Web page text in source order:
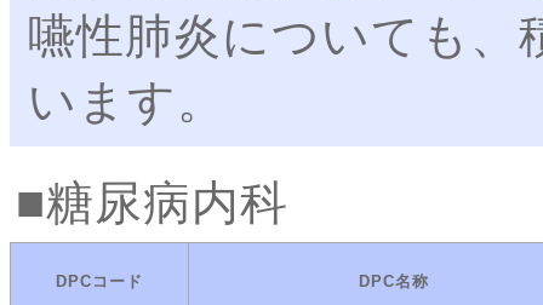
嚥性肺炎についても、
います。
糖尿病内科
DPCコード DPC名称